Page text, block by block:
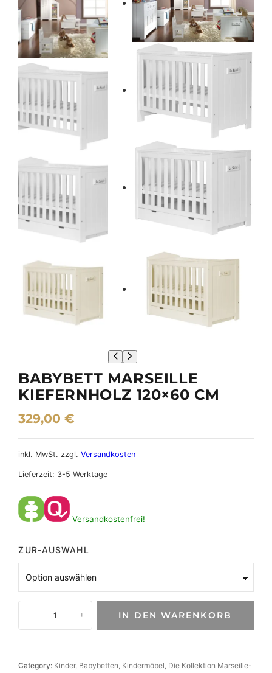
BABYBETT MARSEILLE
KIEFERNHOLZ 120×60 CM
329,00€
inkl. MwSt. zzgl.Versandkosten
Lieferzeit: 3-5 Werktage
Versandkostenfrei!
ZUR-AUSWAHL
y
b
− + IN DEN WARENKORB
Category: Kinder, Babybetten, Kindermöbel, Die Kollektion Marseille-